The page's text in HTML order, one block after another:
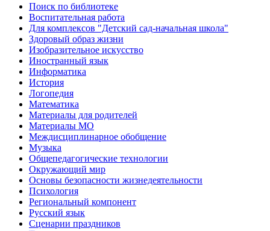
Поиск по библиотеке
Воспитательная работа
Для комплексов "Детский сад-начальная школа"
Здоровый образ жизни
Изобразительное искусство
Иностранный язык
Информатика
История
Логопедия
Математика
Материалы для родителей
Материалы МО
Междисциплинарное обобщение
Музыка
Общепедагогические технологии
Окружающий мир
Основы безопасности жизнедеятельности
Психология
Региональный компонент
Русский язык
Сценарии праздников